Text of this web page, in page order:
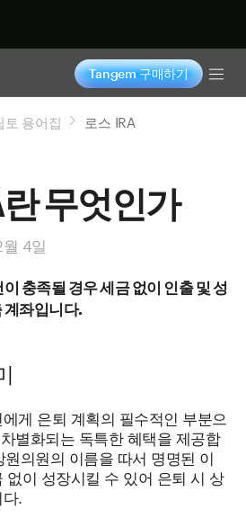
Tangem 구매하기
토 용어집 로스 IRA
무엇인가
4일
충족될 경우 세금 없이 인출 및 성
계좌입니다.
게 은퇴 계획의 필수적인 부분으
별화되는 독특한 혜택을 제공합
의원의 이름을 따서 명명된 이
없이 성장시킬 수 있어 은퇴 시 상
.